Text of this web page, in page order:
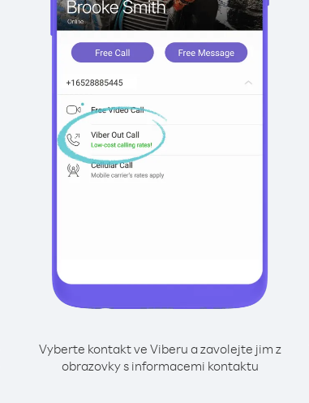
Vyberte kontakt ve Viberu a zavolejte jim z
obrazovky s informacemi kontaktu